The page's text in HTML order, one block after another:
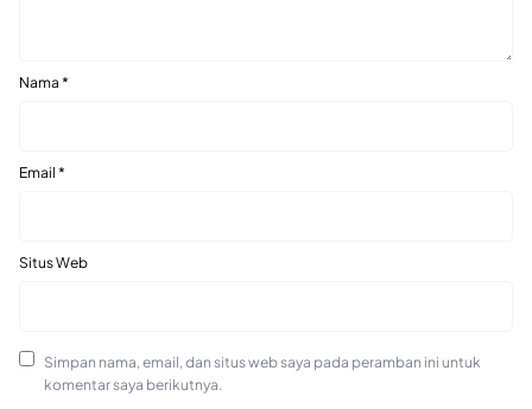
Nama *
Email *
Situs Web
Simpan nama, email, dan situs web saya pada peramban ini untuk
komentar saya berikutnya.